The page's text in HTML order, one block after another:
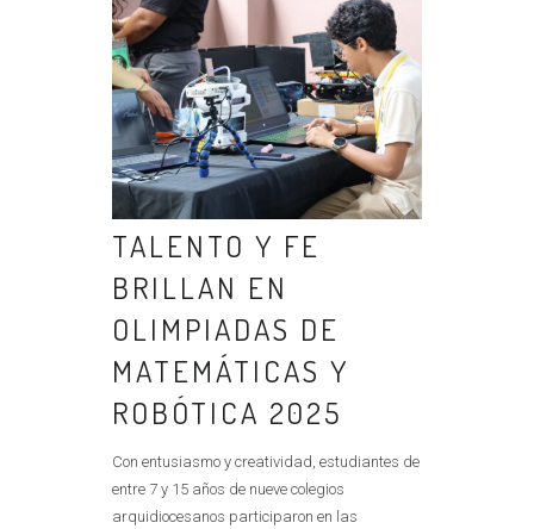
TALENTO Y FE
BRILLAN EN
OLIMPIADAS DE
MATEMÁTICAS Y
ROBÓTICA 2025
Con entusiasmo y creatividad, estudiantes de
entre 7 y 15 años de nueve colegios
arquidiocesanos participaron en las